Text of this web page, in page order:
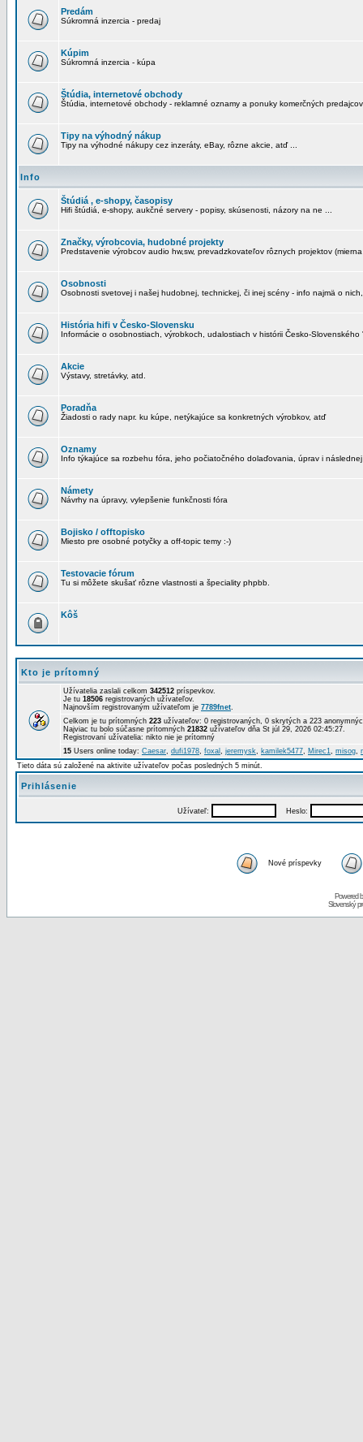
Predám
Súkromná inzercia - predaj
Kúpim
Súkromná inzercia - kúpa
Štúdia, internetové obchody
Štúdia, internetové obchody - reklamné oznamy a ponuky komerčných predajcov
Tipy na výhodný nákup
Tipy na výhodné nákupy cez inzeráty, eBay, rôzne akcie, atď ...
Info
Štúdiá , e-shopy, časopisy
Hifi štúdiá, e-shopy, aukčné servery - popisy, skúsenosti, názory na ne ...
Značky, výrobcovia, hudobné projekty
Predstavenie výrobcov audio hw,sw, prevadzkovateľov rôznych projektov
Osobnosti
Osobnosti svetovej i našej hudobnej, technickej, či inej scény - info najmä o
História hifi v Česko-Slovensku
Informácie o osobnostiach, výrobkoch, udalostiach v histórii Česko-Slovenského
Akcie
Výstavy, stretávky, atd.
Poradňa
Žiadosti o rady napr. ku kúpe, netýkajúce sa konkretných výrobkov, atď
Oznamy
Info týkajúce sa rozbehu fóra, jeho počiatočného dolaďovania, úprav i
Námety
Návrhy na úpravy, vylepšenie funkčnosti fóra
Bojisko / offtopisko
Miesto pre osobné potyčky a off-topic temy :-)
Testovacie fórum
Tu si môžete skušať rôzne vlastnosti a špeciality phpbb.
Kôš
Kto je prítomný
Užívatelia zaslali celkom 342512 príspevkov.
Je tu 18506 registrovaných užívateľov.
Najnovším registrovaným užívateľom je 7789fnet.
Celkom je tu prítomných 223 užívateľov: 0 registrovaných, 0 skrytých a 223
Najviac tu bolo súčasne prítomných 21832 užívateľov dňa St júl 29, 2026 02:45:27.
Registrovaní užívatelia: nikto nie je prítomný
15 Users online today: Caesar, dufi1978, foxal , jeremysk, kamilek5477, Mirec1, misog,
Tieto dáta sú založené na aktivite užívateľov počas posledných 5 minút.
Prihlásenie
Užívateľ: Heslo:
Nové príspevky
Powered
Slovenský